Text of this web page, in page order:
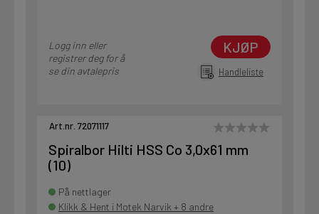
Logg inn eller
registrer deg for å
se din avtalepris
KJØP
Handleliste
Art.nr. 72071117
Spiralbor Hilti HSS Co 3,0x61 mm
(10)
På nettlager
Klikk & Hent i Motek Narvik + 8 andre